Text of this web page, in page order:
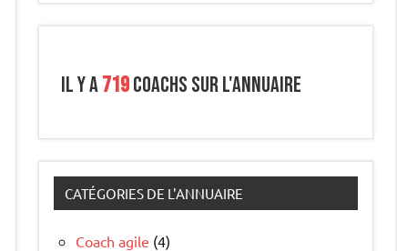
Il y a719coachs sur l'annuaire
CATÉGORIES DE L'ANNUAIRE
Coach agile (4)